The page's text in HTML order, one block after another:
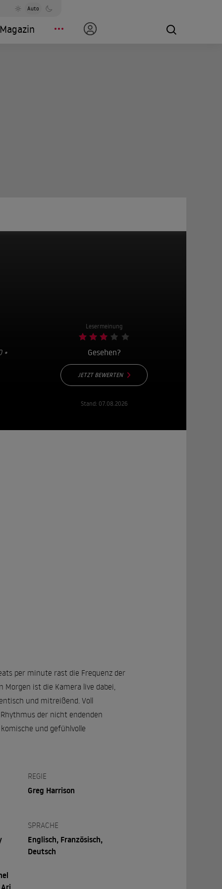
Auto
Magazin
•
Lesermeinung
Gesehen?
JETZT BEWERTEN
Stand: 07.08.2026
per minute rast die Frequenz der
Morgen ist die Kamera live dabei,
und mitreißend. Voll
der nicht endenden
und gefühlvolle
REGIE
Greg Harrison
SPRACHE
Englisch, Französisch,
Deutsch